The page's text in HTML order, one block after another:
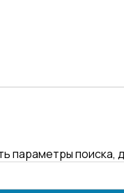
параметры поиска,